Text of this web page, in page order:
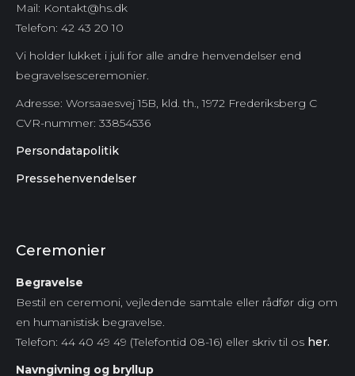
Mail: Kontakt@hs.dk
Telefon: 42 43 20 10
Vi holder lukket i juli for alle andre henvendelser end
begravelsesceremonier.
Adresse: Worsaaesvej 15B, kld. th., 1972 Frederiksberg C
CVR-nummer: 33854536
Persondatapolitik
Pressehenvendelser
Ceremonier
Begravelse
Bestil en ceremoni, vejledende samtale eller rådfør dig om
en humanistisk begravelse.
Telefon: 44 40 49 49 (Telefontid 08-16) eller skriv til os her.
Navngivning og bryllup